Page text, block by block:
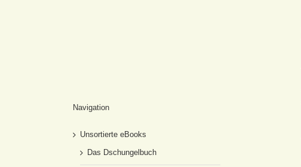
Navigation
Unsortierte eBooks
Das Dschungelbuch